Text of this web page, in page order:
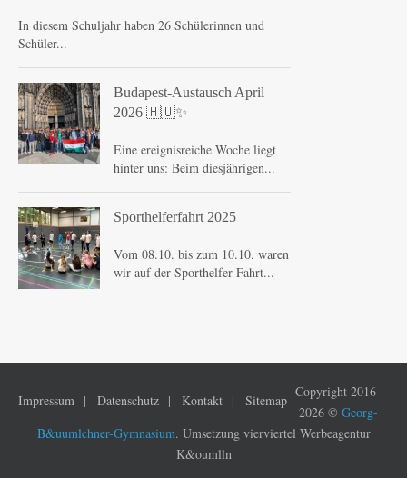
In diesem Schuljahr haben 26 Schülerinnen und
Schüler...
Budapest-Austausch April
2026 🇭🇺✨
Eine ereignisreiche Woche liegt
hinter uns: Beim diesjährigen...
Sporthelferfahrt 2025
Vom 08.10. bis zum 10.10. waren
wir auf der Sporthelfer-Fahrt...
Impressum Datenschutz Kontakt Sitemap
Copyright 2016-
2026 © Georg-
B&uumlchner-Gymnasium. Umsetzung vierviertel Werbeagentur
K&oumlln